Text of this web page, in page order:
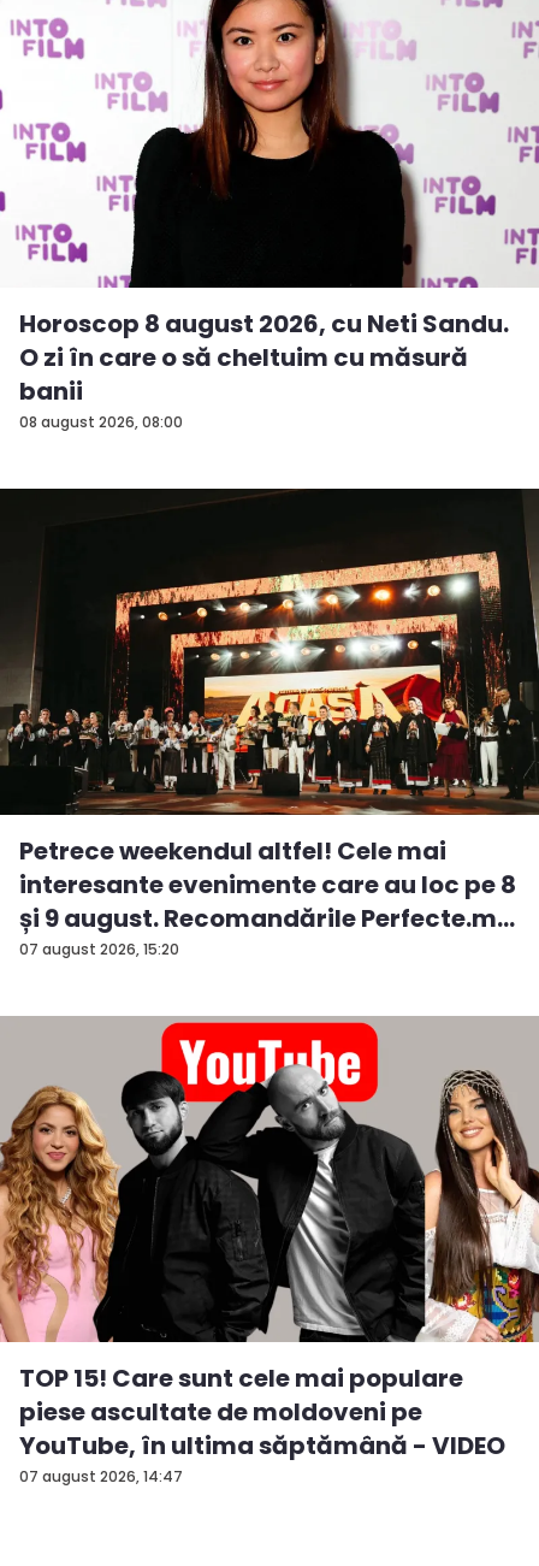
08 august 2026, 08:00
Horoscop 8 august 2026, cu Neti Sandu.
O zi în care o să cheltuim cu măsură
banii
07 august 2026, 15:20
Petrece weekendul altfel! Cele mai
interesante evenimente care au loc pe 8
și 9 august. Recomandările Perfecte.m...
07 august 2026, 14:47
TOP 15! Care sunt cele mai populare
piese ascultate de moldoveni pe
YouTube, în ultima săptămână - VIDEO